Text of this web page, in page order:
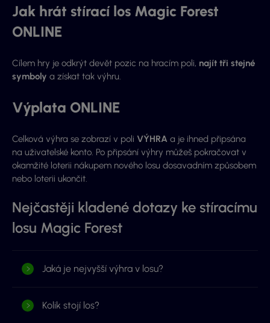
Jak hrát stírací los Magic Forest
ONLINE
Cílem hry je odkrýt devět pozic na hracím poli, najít tři stejné
symboly a získat tak výhru.
Výplata ONLINE
Celková výhra se zobrazí v poli VÝHRA a je ihned připsána
na uživatelské konto. Po připsání výhry můžeš pokračovat v
okamžité loterii nákupem nového losu dosavadním způsobem
nebo loterii ukončit.
Nejčastěji kladené dotazy ke stíracímu
losu Magic Forest
Jaká je nejvyšší výhra v losu?
Kolik stojí los?